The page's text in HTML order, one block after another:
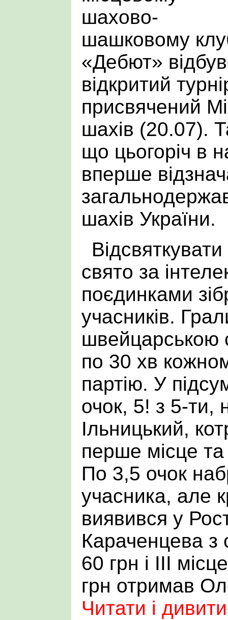
шахово-
шашковому
«Дебют»
відкритий
присвячений
шахів (20.07).
що цьогоріч в
вперше
шахів України.
свято за
поєдинками
учасників.
швейцарською
по 30 хв
партію. У
очок, 5! з 5-ти,
Ільницький,
перше місце
По 3,5 очок
учасника, але
виявився у
Караченцева з
60 грн і ІІІ
грн отримав
Читати і